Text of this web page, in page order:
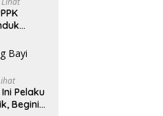
Pelaku
Begini